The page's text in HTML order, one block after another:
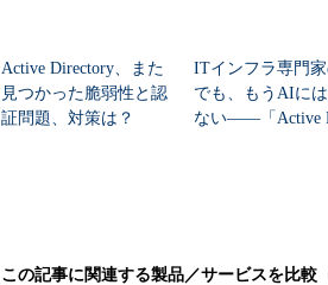
Active Directory、また
見つかった脆弱性と認
証問題、対策は？
ITインフラ専門
でも、もうAIに
ない――「Active
この記事に関連する製品／サービスを比較